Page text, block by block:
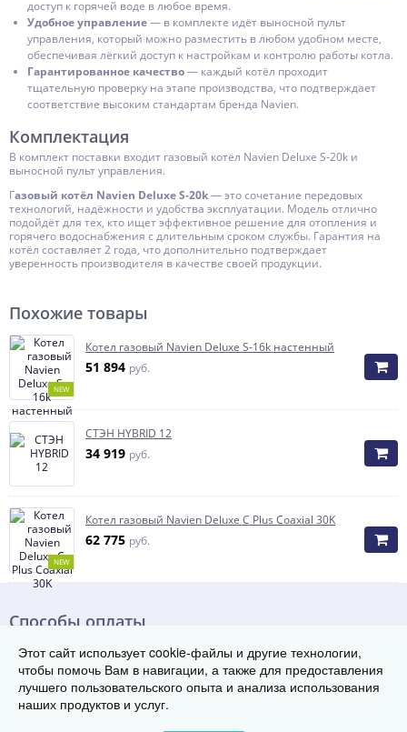
доступ к горячей воде в любое время.
Удобное управление— в комплекте идёт выносной пульт
управления, который можно разместить в любом удобном месте,
обеспечивая лёгкий доступ к настройкам и контролю работы котла.
Гарантированное качество— каждый котёл проходит
тщательную проверку на этапе производства, что подтверждает
соответствие высоким стандартам бренда Navien.
Комплектация
В комплект поставки входит газовый котёл Navien Deluxe S‑20k и
выносной пульт управления.
Газовый котёл Navien Deluxe S‑20k— это сочетание передовых
технологий, надёжности и удобства эксплуатации. Модель отлично
подойдёт для тех, кто ищет эффективное решение для отопления и
горячего водоснабжения с длительным сроком службы. Гарантия на
котёл составляет 2 года, что дополнительно подтверждает
уверенность производителя в качестве своей продукции.
Похожие товары
NEW
Котел газовый Navien Deluxe S-16k настенный
51 894 руб.
СТЭН HYBRID 12
34 919 руб.
NEW
Котел газовый Navien Deluxe C Plus Coaxial 30K
62 775 руб.
Способы оплаты
© Группа заводов теплового оборудования «ТЭК», 2017-2026
420061, г. Казань, ул. Космонавтов, д.67, корпус 2, офис 302
Этот сайт использует cookie-файлы и другие технологии,
чтобы помочь Вам в навигации, а также для предоставления
лучшего пользовательского опыта и анализа использования
наших продуктов и услуг.